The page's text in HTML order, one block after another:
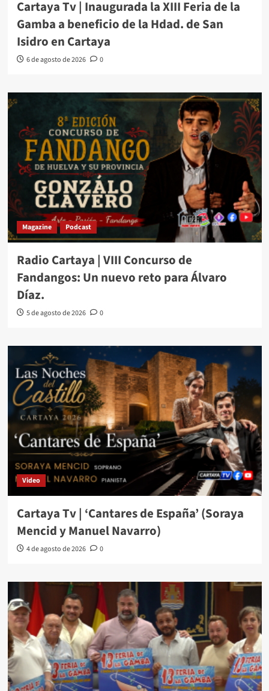
Cartaya Tv | Inaugurada la XIII Feria de la
Gamba a beneficio de la Hdad. de San
Isidro en Cartaya
6 de agosto de 2026 0
Magazine Podcast
Radio Cartaya | VIII Concurso de
Fandangos: Un nuevo reto para Álvaro
Díaz.
5 de agosto de 2026 0
Video
Cartaya Tv | ‘Cantares de España’ (Soraya
Mencid y Manuel Navarro)
4 de agosto de 2026 0